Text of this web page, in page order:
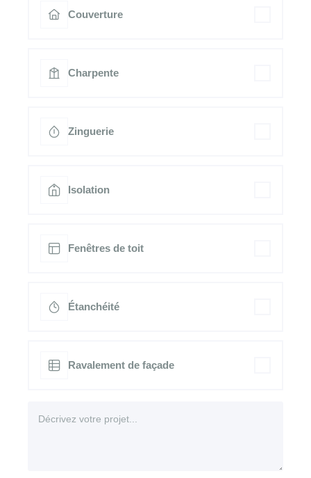
Couverture
Charpente
Zinguerie
Isolation
Fenêtres de toit
Étanchéité
Ravalement de façade